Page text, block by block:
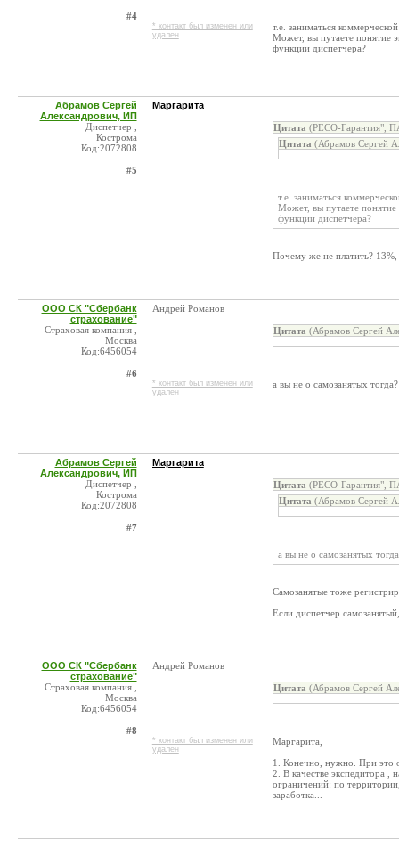
#4
* контакт был изменен или
удален
т.е. заниматься
Может, вы путаете понятие
функции диспетчера?
Абрамов Сергей
Александрович, ИП
Диспетчер ,
Кострома
Код:2072808
#5
Маргарита
Цитата (РЕСО-Гарантия",
Цитата (Абрамов Сергей
т.е. заниматься
Может, вы путаете понятие
функции диспетчера?
Почему же не платить?
ООО СК "Сбербанк
страхование"
Страховая компания ,
Москва
Код:6456054
#6
Андрей Романов
* контакт был изменен или
удален
Цитата (Абрамов Сергей
а вы не о самозанятых тогда?
Абрамов Сергей
Александрович, ИП
Диспетчер ,
Кострома
Код:2072808
#7
Маргарита
Цитата (РЕСО-Гарантия",
Цитата (Абрамов Сергей
а вы не о самозанятых
Самозанятые тоже
Если диспетчер
ООО СК "Сбербанк
страхование"
Страховая компания ,
Москва
Код:6456054
#8
Андрей Романов
* контакт был изменен или
удален
Цитата (Абрамов Сергей
Маргарита,
1. Конечно, нужно. При это
2. В качестве экспедитора ,
ограничений: по
заработка...